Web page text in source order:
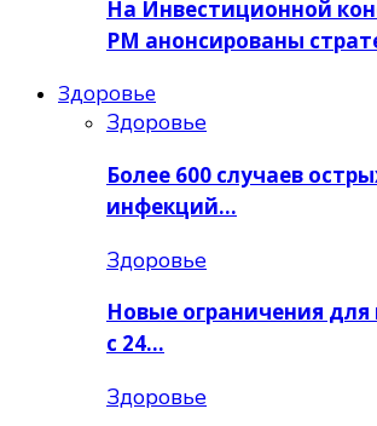
На Инвестиционной
РМ анонсированы
Здоровье
Здоровье
Более 600 случаев
инфекций…
Здоровье
Новые ограничения
с 24…
Здоровье